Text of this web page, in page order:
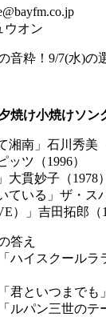
オン
音粋！9/7(水)の
焼け小焼けソン
南」石川秀美（
ツ（1996）
貫妙子（1978）
ている」ザ・ス
）」吉田拓郎（
答え
ハイスクールラ
君といつまでも
ルパン三世のテ